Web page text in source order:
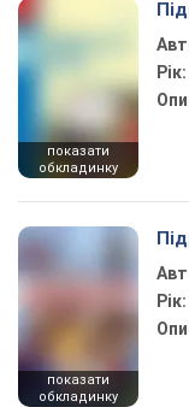
показати
обкладинку
Рік:
показати
обкладинку
Рік: